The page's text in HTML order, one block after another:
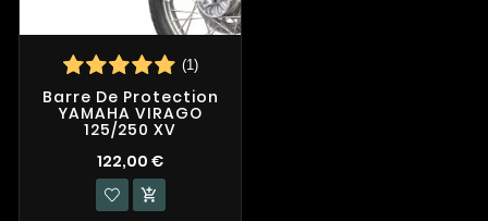
(1)
Barre De Protection
YAMAHA VIRAGO
125/250 XV
122,00 €
